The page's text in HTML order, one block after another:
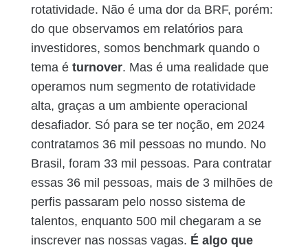
rotatividade. Não é uma dor da BRF, porém:
do que observamos em relatórios para
investidores, somos benchmark quando o
tema é turnover. Mas é uma realidade que
operamos num segmento de rotatividade
alta, graças a um ambiente operacional
desafiador. Só para se ter noção, em 2024
contratamos 36 mil pessoas no mundo. No
Brasil, foram 33 mil pessoas. Para contratar
essas 36 mil pessoas, mais de 3 milhões de
perfis passaram pelo nosso sistema de
talentos, enquanto 500 mil chegaram a se
inscrever nas nossas vagas. É algo que